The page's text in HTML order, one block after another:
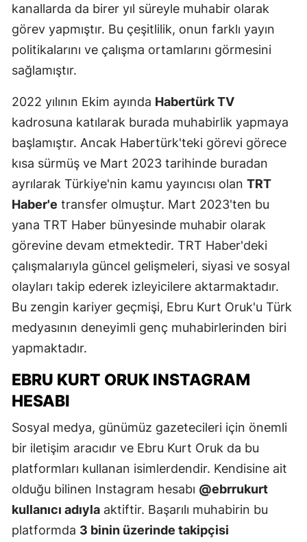
kanallarda da birer yıl süreyle muhabir olarak
görev yapmıştır. Bu çeşitlilik, onun farklı yayın
politikalarını ve çalışma ortamlarını görmesini
sağlamıştır.
2022 yılının Ekim ayında Habertürk TV
kadrosuna katılarak burada muhabirlik yapmaya
başlamıştır. Ancak Habertürk'teki görevi görece
kısa sürmüş ve Mart 2023 tarihinde buradan
ayrılarak Türkiye'nin kamu yayıncısı olan TRT
Haber'e transfer olmuştur. Mart 2023'ten bu
yana TRT Haber bünyesinde muhabir olarak
görevine devam etmektedir. TRT Haber'deki
çalışmalarıyla güncel gelişmeleri, siyasi ve sosyal
olayları takip ederek izleyicilere aktarmaktadır.
Bu zengin kariyer geçmişi, Ebru Kurt Oruk'u Türk
medyasının deneyimli genç muhabirlerinden biri
yapmaktadır.
EBRU KURT ORUK INSTAGRAM
HESABI
Sosyal medya, günümüz gazetecileri için önemli
bir iletişim aracıdır ve Ebru Kurt Oruk da bu
platformları kullanan isimlerdendir. Kendisine ait
olduğu bilinen Instagram hesabı @ebrrukurt
kullanıcı adıyla aktiftir. Başarılı muhabirin bu
platformda 3 binin üzerinde takipçisi